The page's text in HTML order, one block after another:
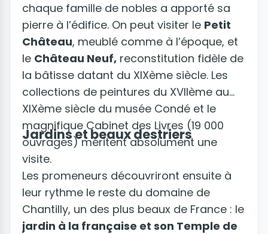
chaque famille de nobles a apporté sa
pierre à l’édifice. On peut visiter le Petit
Château, meublé comme à l’époque, et
le Château Neuf, reconstitution fidèle de
la bâtisse datant du XIXème siècle. Les
collections de peintures du XVIIème au
XIXème siècle du musée Condé et le
magnifique Cabinet des Livres (19 000
ouvrages) méritent absolument une
visite.
Jardins et beaux destriers
Les promeneurs découvriront ensuite à
leur rythme le reste du domaine de
Chantilly, un des plus beaux de France : le
jardin à la française et son Temple de